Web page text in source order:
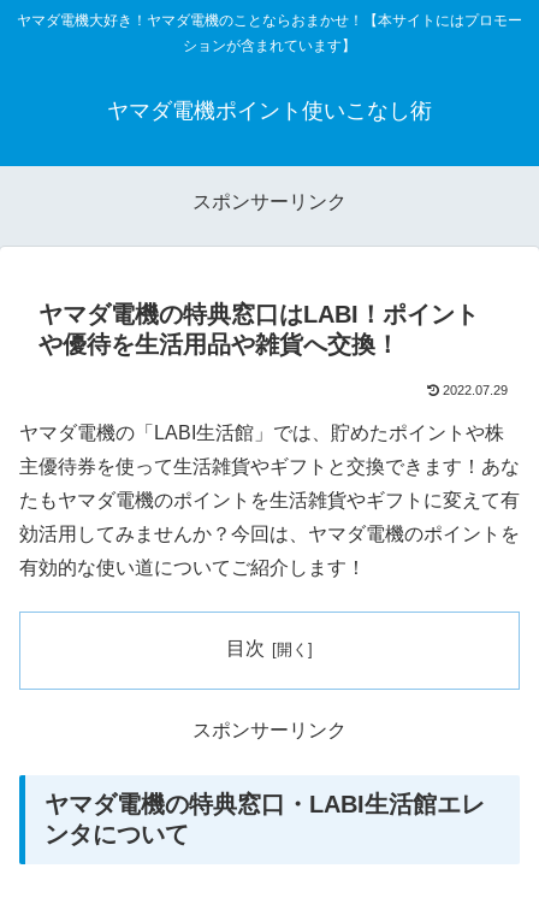
ヤマダ電機大好き！ヤマダ電機のことならおまかせ！【本サイトにはプロモー
ションが含まれています】
ヤマダ電機ポイント使いこなし術
スポンサーリンク
ヤマダ電機の特典窓口はLABI！ポイント
や優待を生活用品や雑貨へ交換！
2022.07.29
ヤマダ電機の「LABI生活館」では、貯めたポイントや株
主優待券を使って生活雑貨やギフトと交換できます！あな
たもヤマダ電機のポイントを生活雑貨やギフトに変えて有
効活用してみませんか？今回は、ヤマダ電機のポイントを
有効的な使い道についてご紹介します！
目次
スポンサーリンク
ヤマダ電機の特典窓口・LABI生活館エレ
ンタについて